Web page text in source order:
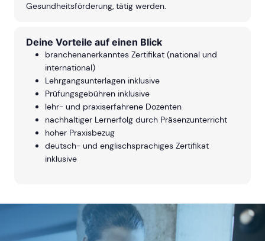
Gesundheitsförderung, tätig werden.
Deine Vorteile auf einen Blick
branchenanerkanntes Zertifikat (national und
international)
Lehrgangsunterlagen inklusive
Prüfungsgebühren inklusive
lehr- und praxiserfahrene Dozenten
nachhaltiger Lernerfolg durch Präsenzunterricht
hoher Praxisbezug
deutsch- und englischsprachiges Zertifikat
inklusive